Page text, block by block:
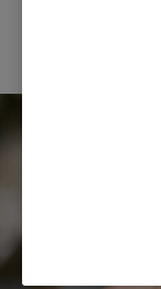
potoli setea.
dacă simți